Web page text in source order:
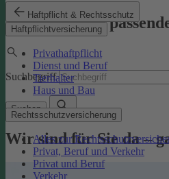
Haftpflicht & Rechtsschutz
Haftpflichtversicherung
Privathaftpflicht
Dienst und Beruf
Tierhalter
Haus und Bau
Rechtsschutzversicherung
Alles zur
Privat, Beruf und Verkehr
Privat und Beruf
Verkehr
Finden Sie die
Suchbegriff
Suchen
Wir sind für Sie da –